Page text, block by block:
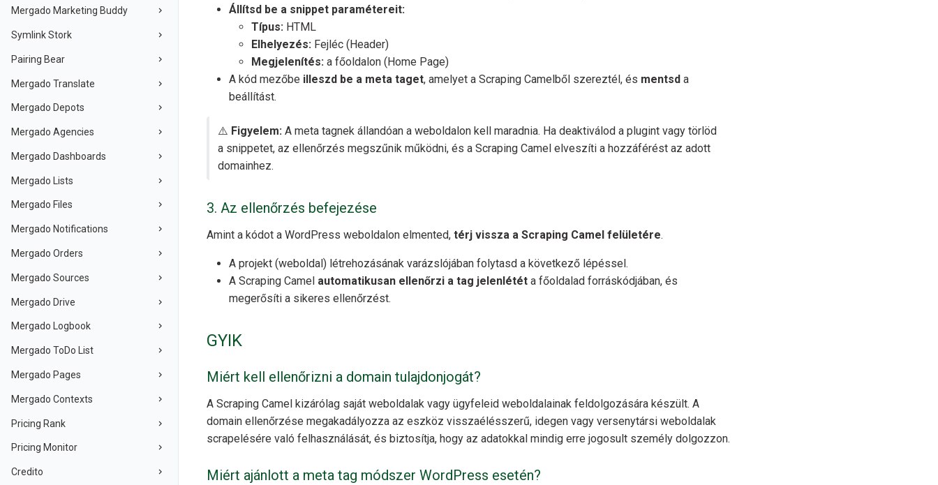
Mergado Marketing Buddy
Symlink Stork
Pairing Bear
Mergado Translate
Mergado Depots
Mergado Agencies
Mergado Dashboards
Mergado Lists
Mergado Files
Mergado Notifications
Mergado Orders
Mergado Sources
Mergado Drive
Mergado Logbook
Mergado ToDo List
Mergado Pages
Mergado Contexts
Pricing Rank
Pricing Monitor
Credito
Állítsd be a snippet paramétereit:
Típus: HTML
Elhelyezés: Fejléc (Header)
Megjelenítés: a főoldalon (Home Page)
A kód mezőbe illeszd be a meta taget, amelyet a Scraping Camelből szereztél, és mentsd a
beállítást.
⚠️ Figyelem: A meta tagnek állandóan a weboldalon kell maradnia. Ha deaktiválod a plugint vagy törlöd
a snippetet, az ellenőrzés megszűnik működni, és a Scraping Camel elveszíti a hozzáférést az adott
domainhez.
3. Az ellenőrzés befejezése
Amint a kódot a WordPress weboldalon elmented, térj vissza a Scraping Camel felületére.
A projekt (weboldal) létrehozásának varázslójában folytasd a következő lépéssel.
A Scraping Camel automatikusan ellenőrzi a tag jelenlétét a főoldalad forráskódjában, és
megerősíti a sikeres ellenőrzést.
GYIK
Miért kell ellenőrizni a domain tulajdonjogát?
A Scraping Camel kizárólag saját weboldalak vagy ügyfeleid weboldalainak feldolgozására készült. A
domain ellenőrzése megakadályozza az eszköz visszaélésszerű, idegen vagy versenytársi weboldalak
scrapelésére való felhasználását, és biztosítja, hogy az adatokkal mindig erre jogosult személy dolgozzon.
Miért ajánlott a meta tag módszer WordPress esetén?